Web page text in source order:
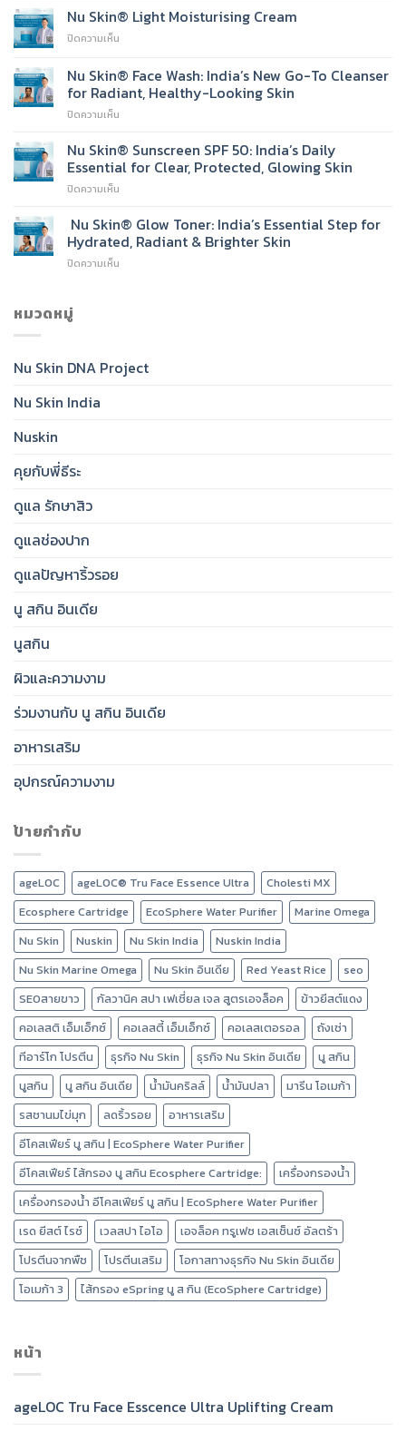
Skin
Vitamin
Nu Skin® Light Moisturising Cream
ปิดความเห็น
Skin®
Light
Moisturising
Nu Skin® Face Wash: India’s New Go-To Cleanser
for Radiant, Healthy-Looking Skin
ปิดความเห็น
Skin®
Face
Wash:
Go-
To
Cleanser
Nu Skin® Sunscreen SPF 50: India’s Daily
Essential for Clear, Protected, Glowing Skin
ปิดความเห็น
Skin®
Sunscreen
SPF
Glowing
Nu Skin® Glow Toner: India’s Essential Step for
Hydrated, Radiant & Brighter Skin
ปิดความเห็น
Step
หมวดหมู่
Nu Skin DNA Project
Nu Skin India
Nuskin
คุยกับพี่ธีระ
ดูแล รักษาสิว
ดูแลช่องปาก
ดูแลปัญหาริ้วรอย
นู สกิน อินเดีย
นูสกิน
ผิวและความงาม
ร่วมงานกับ นู สกิน อินเดีย
อาหารเสริม
อุปกรณ์ความงาม
ป้ายกำกับ
ageLOC ageLOC® Tru Face Essence Ultra
Cholesti MX
Ecosphere Cartridge
EcoSphere Water Purifier
Marine Omega
Nu Skin
Nuskin Nu Skin India
Nuskin India
Nu Skin Marine Omega
Nu Skin อินเดีย Red Yeast Rice
seo
SEOสายขาว
กัลวานิค สปา เฟเชี่ยล เจล สูตรเอจล็อค
ข้าวยีสต์แดง
คอเลสติ เอ็มเอ็กซ์
คอเลสตี้ เอ็มเอ็กซ์ คอเลสเตอรอล
ถังเช่า
ทีอาร์โก โปรตีน
ธุรกิจ Nu Skin ธุรกิจ Nu Skin อินเดีย
นู สกิน
นูสกิน
นู สกิน อินเดีย น้ำมันคริลล์ น้ำมันปลา
มารีน โอเมก้า
รสชานมไข่มุก
ลดริ้วรอย
อาหารเสริม
อีโคสเฟียร์ นู สกิน | EcoSphere Water Purifier
อีโคสเฟียร์ ไส้กรอง นู สกิน Ecosphere Cartridge:
เครื่องกรองน้ำ
เครื่องกรองน้ำ อีโคสเฟียร์ นู สกิน | EcoSphere Water Purifier
เรด ยีสต์ ไรซ์
เวลสปา ไอโอ
เอจล็อค ทรูเฟซ เอสเซ็นซ์ อัลตร้า
โปรตีนจากพืช
โปรตีนเสริม
โอกาสทางธุรกิจ Nu Skin อินเดีย
โอเมก้า 3
ไส้กรอง eSpring นู ส กิน (EcoSphere Cartridge)
หน้า
ageLOC Tru Face Esscence Ultra Uplifting Cream